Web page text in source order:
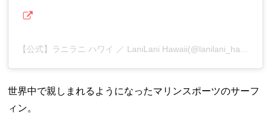
【公式】ラニラニ ハワイ ／ LaniLani Hawaii(@lanilani_hawaii)がシェアした投稿
世界中で親しまれるようになったマリンスポーツのサーフ
ィン。